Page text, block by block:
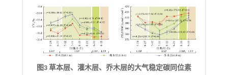
图3 草本层、灌木层、乔木层的大气稳定碳同位素